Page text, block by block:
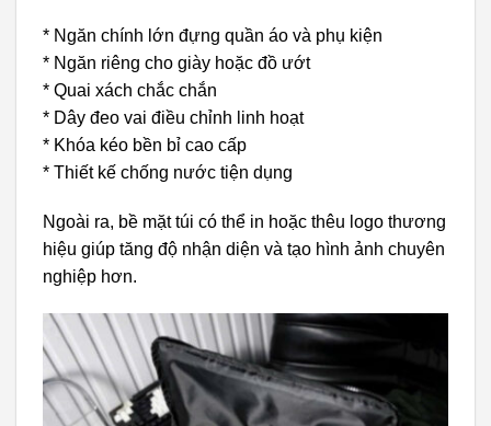
* Ngăn chính lớn đựng quần áo và phụ kiện
* Ngăn riêng cho giày hoặc đồ ướt
* Quai xách chắc chắn
* Dây đeo vai điều chỉnh linh hoạt
* Khóa kéo bền bỉ cao cấp
* Thiết kế chống nước tiện dụng
Ngoài ra, bề mặt túi có thể in hoặc thêu logo thương
hiệu giúp tăng độ nhận diện và tạo hình ảnh chuyên
nghiệp hơn.